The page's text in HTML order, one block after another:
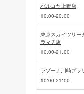
パルコヤ上野店
10:00-20:00
東京スカイツリー
ラマチ店
10:00-21:00
ラゾーナ川崎プラ
10:00-21:00